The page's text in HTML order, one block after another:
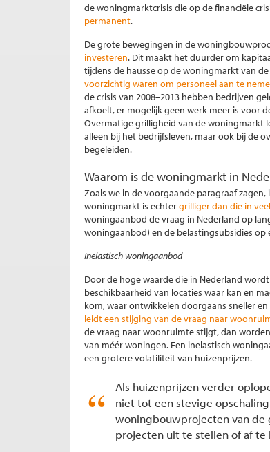
de woningmarktcrisis die op de financiële
permanent.
De grote bewegingen in de
investeren. Dit maakt het duurder om
tijdens de hausse op de woningmarkt van
voorzichtig waren om personeel aan te
de crisis van 2008–2013 hebben bedrijven
afkoelt, er mogelijk geen werk meer is voor
Overmatige grilligheid van de woningmarkt
alleen bij het bedrijfsleven, maar ook bij de
begeleiden.
Waarom is de woningmarkt in
Zoals we in de voorgaande paragraaf
woningmarkt is echtergrilliger dan die in
woningaanbod de vraag in Nederland op
woningaanbod) en de belastingsubsidies
Inelastisch woningaanbod
Door de hoge waarde die in Nederland
beschikbaarheid van locaties waar kan en
kom, waar ontwikkelen doorgaans sneller
leidt een stijging van de vraag naar
de vraag naar woonruimte stijgt, dan
van méér woningen. Een inelastisch
een grotere volatiliteit van huizenprijzen.
Als huizenprijzen verder
niet tot een stevige
woningbouwprojecten van de
projecten uit te stellen of af te